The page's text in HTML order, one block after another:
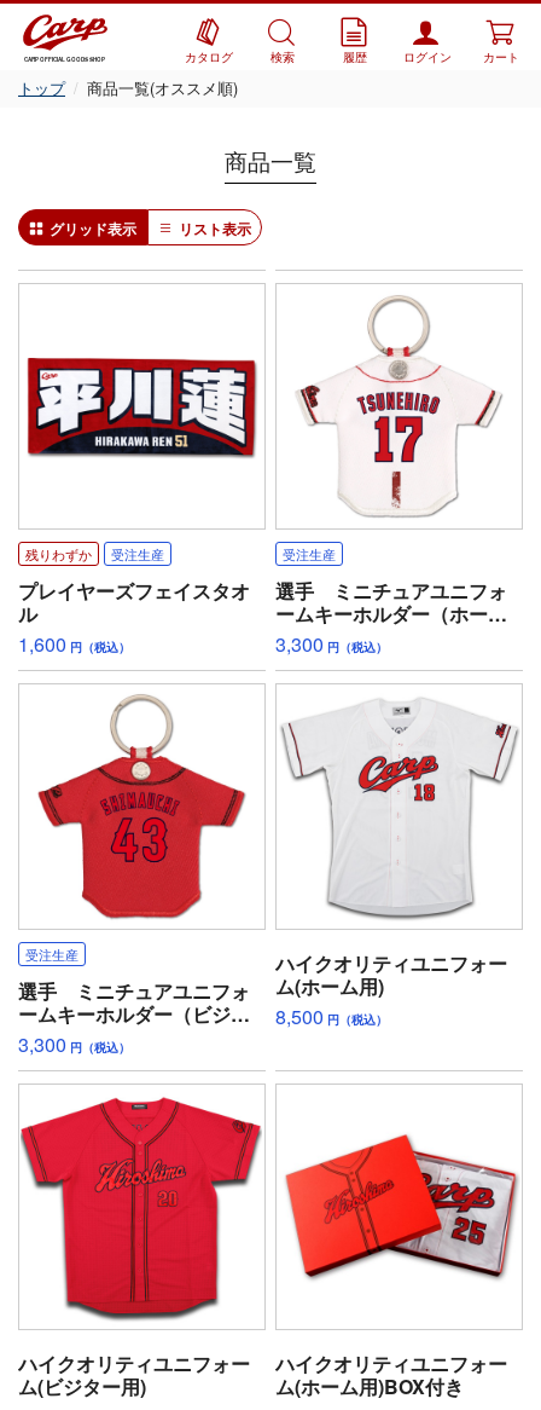
CARP OFFICIAL GOODS SHOP カタログ 検索 履歴 ログイン カート
トップ 商品一覧(オススメ順)
商品一覧
グリッド表示 リスト表示
残りわずか 受注生産
プレイヤーズフェイスタオ
ル
1,600 円（税込）
受注生産
選手 ミニチュアユニフォ
ームキーホルダー（ホー
ム）
3,300 円（税込）
受注生産
選手 ミニチュアユニフォ
ームキーホルダー（ビジタ
ー）
3,300 円（税込）
ハイクオリティユニフォー
ム(ホーム用)
8,500 円（税込）
ハイクオリティユニフォー
ム(ビジター用)
ハイクオリティユニフォー
ム(ホーム用)BOX付き